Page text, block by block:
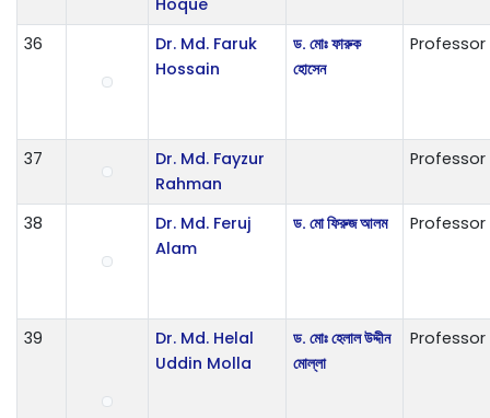
36
Dr. Md. Faruk
Hossain
ড. মোঃ ফারুক
হোসেন
Professor
37
Dr. Md. Fayzur
Rahman
Professor
38
Dr. Md. Feruj
Alam
ড. মো ফিরুজ আলম Professor
39
Dr. Md. Helal
Uddin Molla
ড. মোঃ হেলাল উদ্দীন
মোল্লা
Professor